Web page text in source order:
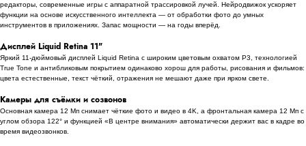
редакторы, современные игры с аппаратной трассировкой лучей. Нейродвижок ускоряет
функции на основе искусственного интеллекта — от обработки фото до умных
инструментов в приложениях. Запас мощности — на годы вперёд.
Дисплей Liquid Retina 11"
Яркий 11-дюймовый дисплей Liquid Retina с широким цветовым охватом P3, технологией
True Tone и антибликовым покрытием одинаково хорош для работы, рисования и фильмов:
цвета естественные, текст чёткий, отражения не мешают даже при ярком свете.
Камеры для съёмки и созвонов
Основная камера 12 Мп снимает чёткие фото и видео в 4K, а фронтальная камера 12 Мп с
углом обзора 122° и функцией «В центре внимания» автоматически держит вас в кадре во
время видеозвонков.